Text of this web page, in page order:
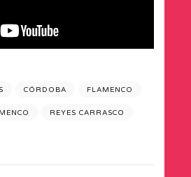
CÓRDOBA FLAMENCO
REYES CARRASCO